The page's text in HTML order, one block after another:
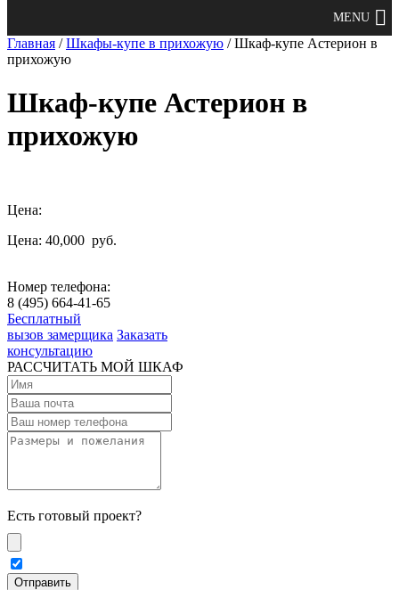
Главная /Шкафы-купе в прихожую / Шкаф-купе Астерион в
прихожую
Шкаф-купе Астерион в
прихожую
Цена:
Цена: 40,000 руб.
Номер телефона:
8 (495) 664-41-65
Бесплатный
вызов замерщика Заказать
консультацию
РАССЧИТАТЬ МОЙ ШКАФ
Есть готовый проект?